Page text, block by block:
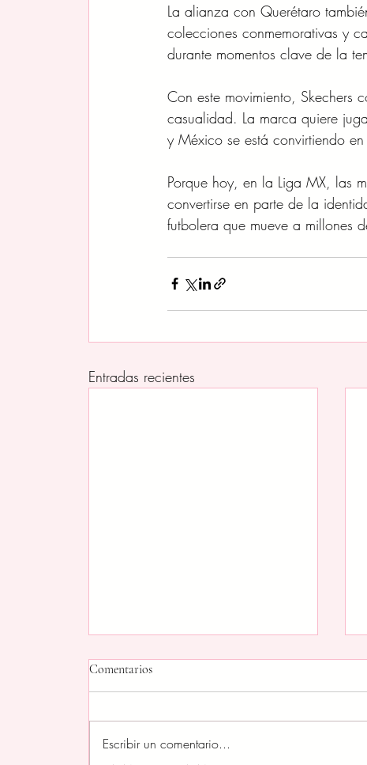
La alianza con Querétaro
colecciones conmemorativas y
durante momentos clave de la
Con este movimiento, Skechers
casualidad. La marca quiere
y México se está convirtiendo
Porque hoy, en la Liga MX, las
convertirse en parte de la
futbolera que mueve a millones
Entradas recientes
Comentarios
Escribir un comentario...